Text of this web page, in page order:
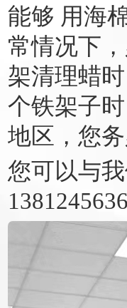
能够 用海
常情况下
架清理蜡
个铁架子
地区，您
您可以与